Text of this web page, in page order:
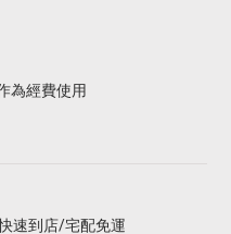
為經費使用
速到店/宅配免運